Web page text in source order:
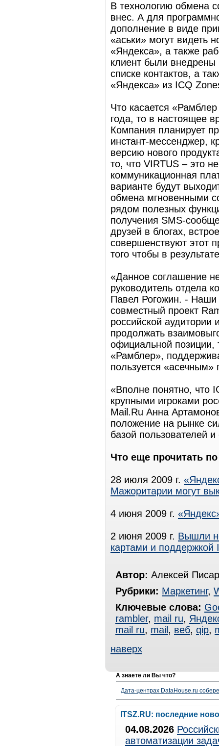
В технологию обмена
внес. А для
дополнение в виде
«аськи» могут видеть
«Яндекса», а также
клиент были
списке контактов, а
«Яндекса» из ICQ
Что касается
года, то в настоящее
Компания планирует
инстант-мессенджер,
версию нового
то, что VIRTUS – это
коммуникационная
варианте будут
обмена мгновенными
рядом полезных
получения SMS-
друзей в блогах,
совершенствуют этот
того чтобы в
«Данное соглашение
руководитель отдела
Павел Рогожин. -
совместный проект
российской
продолжать
официальной позиции,
«Рамблер»,
пользуется
«Вполне понятно, что
крупными игроками
Mail.Ru Анна
положение на рынке
базой пользователей
Что еще прочитать
28 июля 2009 г.
Мажоритарии могут
4 июня 2009 г.
2 июня 2009 г. Вышли
картами и поддержкой
Автор: Алексей
Рубрики: Маркетинг,
Ключевые слова:
rambler, mail ru,
mail ru, mail , веб, qip,
наверх
А знаете ли Вы что?
Дата-центрах DataHouse.ru
ITSZ.RU: последние
04.08.2026
автоматизации